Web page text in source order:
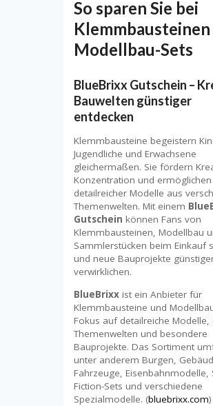
So sparen Sie bei
Klemmbausteinen
Modellbau-Sets
BlueBrixx Gutschein –
Bauwelten günstiger
entdecken
Klemmbausteine begeistern
Jugendliche und Erwachsene
gleichermaßen. Sie fördern
Konzentration und
detailreicher Modelle aus
Themenwelten. Mit einem
Gutschein können Fans von
Klemmbausteinen, Modellbau
Sammlerstücken beim Einkauf
und neue Bauprojekte
verwirklichen.
BlueBrixx ist ein Anbieter für
Klemmbausteine und
Fokus auf detailreiche Modelle,
Themenwelten und besondere
Bauprojekte. Das Sortiment
unter anderem Burgen,
Fahrzeuge, Eisenbahnmodelle,
Fiction-Sets und verschiedene
Spezialmodelle. (bluebrixx.com)